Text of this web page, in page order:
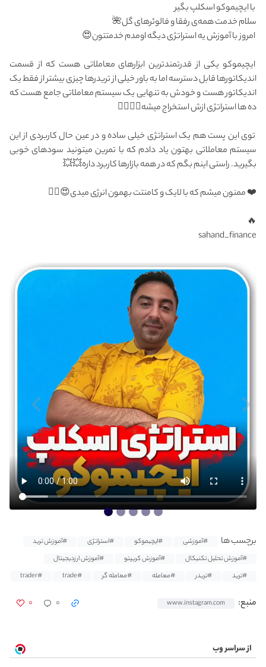
با ایچیموکو اسکلپ بگیر
سلام خدمت همه‌ی رفقا و فالوئرهای گل🌺
امروز با آموزش یه استراتژی دیگه اومدم خدمتتون😍
ایچیموکو‌ یکی از قدرتمندترین ابزارهای معاملاتی هست که از قسمت
اندیکاتورها قابل دسترسه اما به باور خیلی از تریدرها چیزی بیشتر از فقط یک
اندیکاتور هست و خودش به تنهایی یک سیستم معاملاتی جامع هست که
ده ها استراتژی ازش استخراج میشه👌🏻👌🏻
توی این پست هم یک استراتژی خیلی ساده و در عین حال کاربردی از این
سیستم معاملاتی بهتون یاد دادم که با تمرین میتونید سودهای خوبی
بگیرید. راستی اینم بگم که در همه بازارها کاربرد داره💥💥
❤️ ممنون میشم که با لایک و کامنتت بهمون انرژی میدی😍✍🏼
🔥
sahand_finance
برچسب ها #آموزشی #ایچیموکو #استراتژی
#آموزش ترید
#آموزش تحلیل تکنیکال
#آموزش کریپتو
#آموزش ارزدیجیتال
#ترید
#تریدر #معامله #معامله گر #trade
#trader
منبع: www.instagram.com ۰ ۰
از سراسر وب